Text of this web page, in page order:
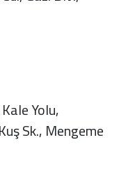
Yolu,
Sk., Mengeme